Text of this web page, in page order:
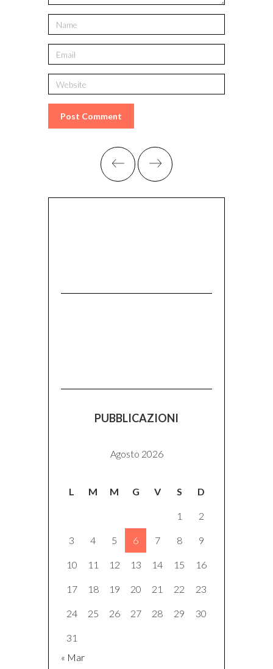
PUBBLICAZIONI
Agosto 2026
L M M G V S D
1 2
3 4 5 6 7 8 9
10 11 12 13 14 15 16
17 18 19 20 21 22 23
24 25 26 27 28 29 30
31
« Mar